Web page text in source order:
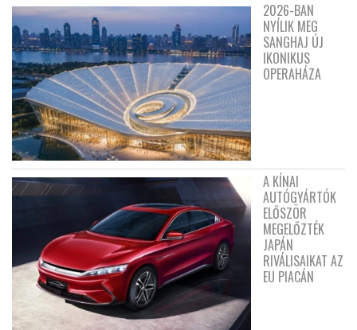
2026-BAN
NYÍLIK MEG
SANGHAJ ÚJ
IKONIKUS
OPERAHÁZA
A KÍNAI
AUTÓGYÁRTÓK
ELŐSZÖR
MEGELŐZTÉK
JAPÁN
RIVÁLISAIKAT AZ
EU PIACÁN